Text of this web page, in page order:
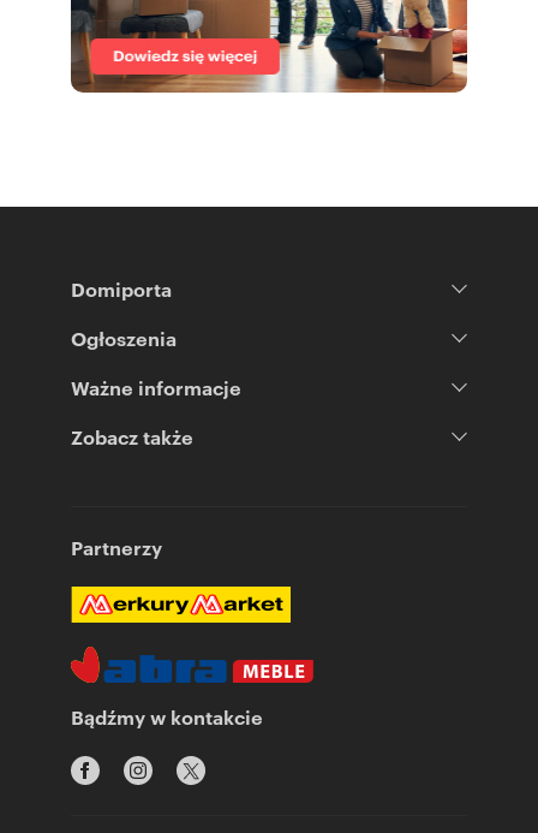
Domiporta
Ogłoszenia
Ważne informacje
Zobacz także
Partnerzy
Bądźmy w kontakcie